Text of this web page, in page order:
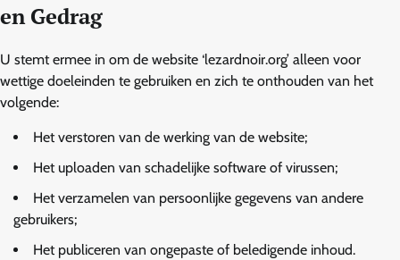
en Gedrag
U stemt ermee in om de website ‘lezardnoir.org’ alleen voor
wettige doeleinden te gebruiken en zich te onthouden van het
volgende:
Het verstoren van de werking van de website;
Het uploaden van schadelijke software of virussen;
Het verzamelen van persoonlijke gegevens van andere
gebruikers;
Het publiceren van ongepaste of beledigende inhoud.